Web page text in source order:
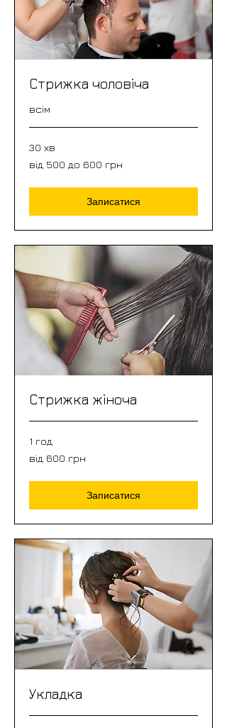
Стрижка чоловіча
всім
30 хв
від
500
від 500 до 600 грн
Записатися
Стрижка жіноча
1 год
від
600
від 600 грн
Записатися
Укладка